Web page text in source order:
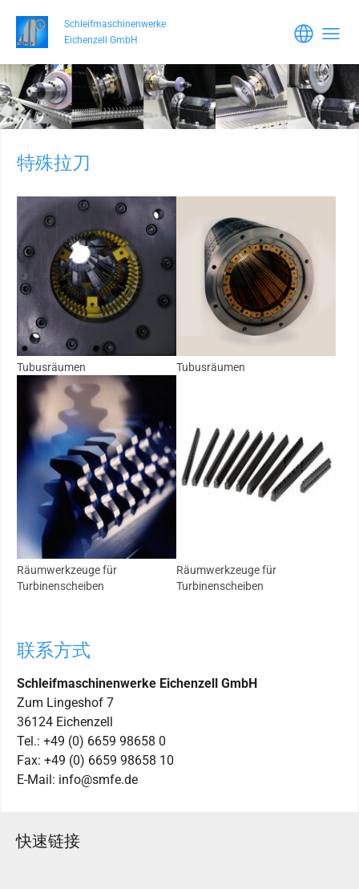
Schleifmaschinenwerke
Eichenzell GmbH
特殊拉刀
Tubusräumen Tubusräumen
Räumwerkzeuge für
Turbinenscheiben
Räumwerkzeuge für
Turbinenscheiben
联系方式
Schleifmaschinenwerke Eichenzell GmbH
Zum Lingeshof 7
36124 Eichenzell
Tel.: +49 (0) 6659 98658 0
Fax: +49 (0) 6659 98658 10
E-Mail: info@smfe.de
快速链接